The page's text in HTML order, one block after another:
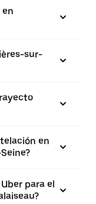
en
sur-
en
para el